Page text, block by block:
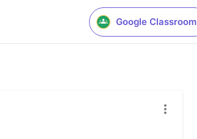
Google Classroom